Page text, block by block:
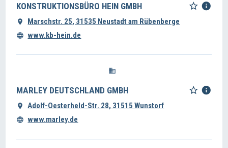
KONSTRUKTIONSBÜRO HEIN GMBH
Marschstr. 25, 31535 Neustadt am Rübenberge
www.kb-hein.de
MARLEY DEUTSCHLAND GMBH
Adolf-Oesterheld-Str. 28, 31515 Wunstorf
www.marley.de